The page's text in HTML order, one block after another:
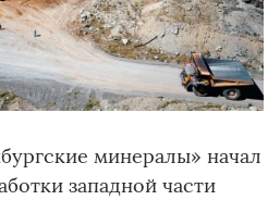
минералы» начал
западной части